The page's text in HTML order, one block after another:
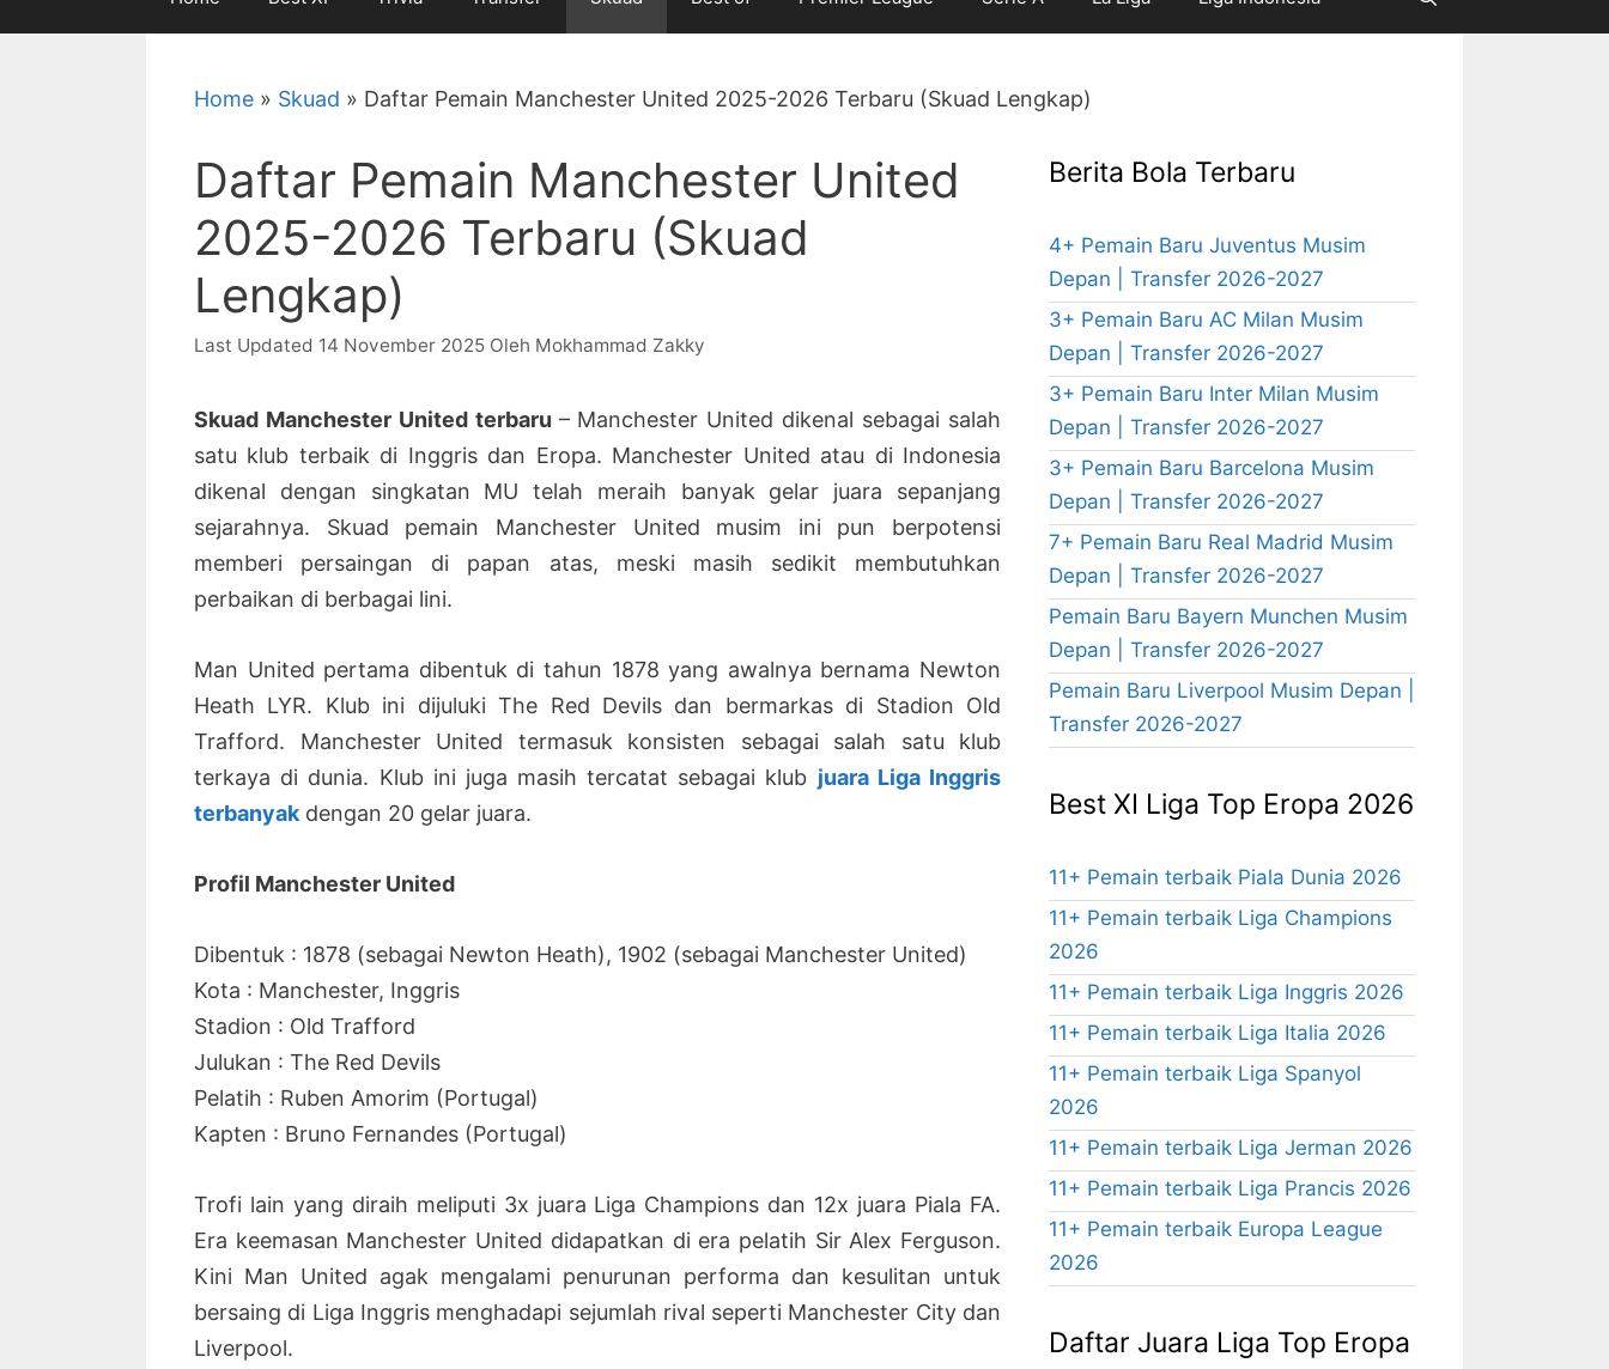
Home » Skuad » Daftar Pemain Manchester United 2025-2026 Terbaru (Skuad Lengkap)
Daftar Pemain Manchester United
2025-2026 Terbaru (Skuad
Lengkap)
14 November 2025 Oleh Mokhammad Zakky
Skuad Manchester United terbaru – Manchester United dikenal sebagai salah
satu klub terbaik di Inggris dan Eropa. Manchester United atau di Indonesia
dikenal dengan singkatan MU telah meraih banyak gelar juara sepanjang
sejarahnya. Skuad pemain Manchester United musim ini pun berpotensi
memberi persaingan di papan atas, meski masih sedikit membutuhkan
perbaikan di berbagai lini.
Man United pertama dibentuk di tahun 1878 yang awalnya bernama Newton
Heath LYR. Klub ini dijuluki The Red Devils dan bermarkas di Stadion Old
Trafford. Manchester United termasuk konsisten sebagai salah satu klub
terkaya di dunia. Klub ini juga masih tercatat sebagai klub juara Liga Inggris
terbanyakdengan 20 gelar juara.
Profil Manchester United
Dibentuk : 1878 (sebagai Newton Heath), 1902 (sebagai Manchester United)
Kota : Manchester, Inggris
Stadion : Old Trafford
Julukan : The Red Devils
Pelatih : Ruben Amorim (Portugal)
Kapten : Bruno Fernandes (Portugal)
Trofi lain yang diraih meliputi 3x juara Liga Champions dan 12x juara Piala FA.
Era keemasan Manchester United didapatkan di era pelatih Sir Alex Ferguson.
Kini Man United agak mengalami penurunan performa dan kesulitan untuk
bersaing di Liga Inggris menghadapi sejumlah rival seperti Manchester City dan
Liverpool.
Berita Bola Terbaru
4+ Pemain Baru Juventus Musim
Depan | Transfer 2026-2027
3+ Pemain Baru AC Milan Musim
Depan | Transfer 2026-2027
3+ Pemain Baru Inter Milan Musim
Depan | Transfer 2026-2027
3+ Pemain Baru Barcelona Musim
Depan | Transfer 2026-2027
7+ Pemain Baru Real Madrid Musim
Depan | Transfer 2026-2027
Pemain Baru Bayern Munchen Musim
Depan | Transfer 2026-2027
Pemain Baru Liverpool Musim Depan |
Transfer 2026-2027
Best XI Liga Top Eropa 2026
11+ Pemain terbaik Piala Dunia 2026
11+ Pemain terbaik Liga Champions
2026
11+ Pemain terbaik Liga Inggris 2026
11+ Pemain terbaik Liga Italia 2026
11+ Pemain terbaik Liga Spanyol
2026
11+ Pemain terbaik Liga Jerman 2026
11+ Pemain terbaik Liga Prancis 2026
11+ Pemain terbaik Europa League
2026
Daftar Juara Liga Top Eropa